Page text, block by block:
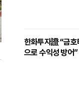
한화투자證 “금호
으로 수익성 방어”